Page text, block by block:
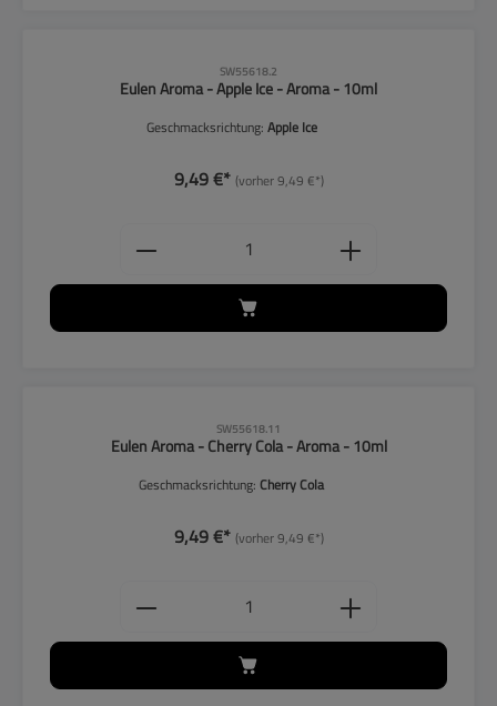
SW55618.2
Eulen Aroma - Apple Ice - Aroma - 10ml
Geschmacksrichtung: Apple Ice
9,49 €* (vorher 9,49 €*)
Produkt Anzahl: Gib den
SW55618.11
Eulen Aroma - Cherry Cola - Aroma - 10ml
Geschmacksrichtung:Cherry Cola
9,49 €* (vorher 9,49 €*)
Produkt Anzahl: Gib den